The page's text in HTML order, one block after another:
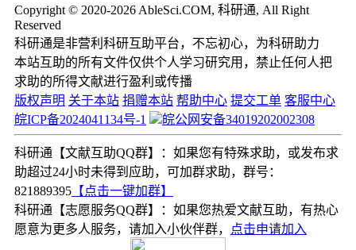
Copyright © 2020-2026 AbleSci.COM, 科研通, All Right
Reserved
科研通是非营利科研互助平台，不忘初心，为科研助力
本站互助的所有文件仅供个人学习研究用，禁止任何人把
求助的所得文献进行盈利或传播
版权声明 关于本站 捐赠本站 帮助中心 提交工单 客服中心
皖ICP备2024041134号-1
皖公网安备34019202002308
科研通【文献互助QQ群】：如果您有特殊求助，或发布求
助超过24小时未得到应助，可加群求助，群号：
821889395 【点击一键加群】
科研通【志愿服务QQ群】：如果您热爱文献互助，有热心
愿意为更多人服务，请加入小伙伴群，
点击申请加入